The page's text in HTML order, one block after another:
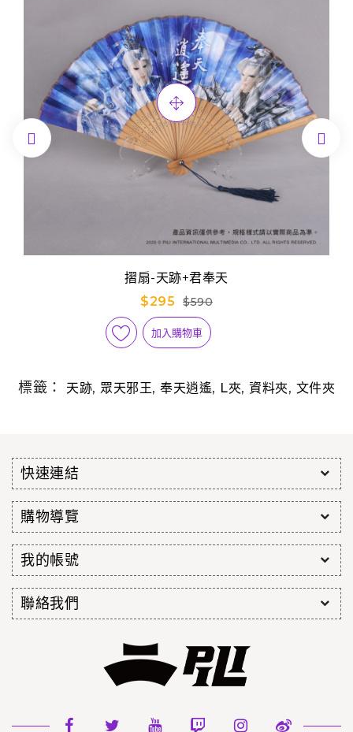
摺扇-天跡+君奉天
$295
$590
加入購物車
 
標籤： 天跡, 眾天邪王, 奉天逍遙, L夾, 資料夾, 文件夾
快速連結
購物導覽
我的帳號
聯絡我們